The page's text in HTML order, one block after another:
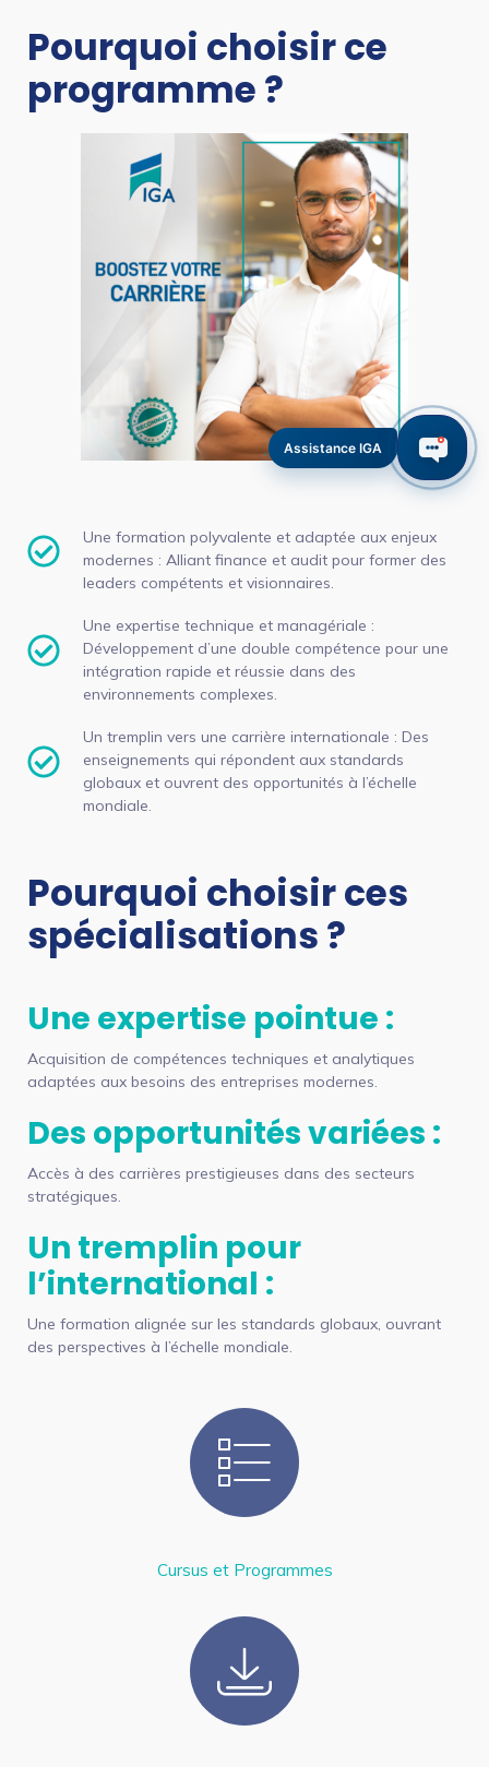
Pourquoi choisir ce
programme ?
Une formation polyvalente et adaptée aux enjeux
modernes : Alliant finance et audit pour former des
leaders compétents et visionnaires.
Une expertise technique et managériale :
Développement d’une double compétence pour une
intégration rapide et réussie dans des
environnements complexes.
Un tremplin vers une carrière internationale : Des
enseignements qui répondent aux standards
globaux et ouvrent des opportunités à l’échelle
mondiale.
Pourquoi choisir ces
spécialisations ?
Une expertise pointue :
Acquisition de compétences techniques et analytiques
adaptées aux besoins des entreprises modernes.
Des opportunités variées :
Accès à des carrières prestigieuses dans des secteurs
stratégiques.
Un tremplin pour
l’international :
Une formation alignée sur les standards globaux, ouvrant
des perspectives à l’échelle mondiale.
Cursus et Programmes
Assistance IGA